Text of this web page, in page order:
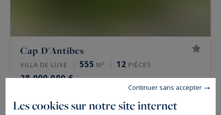
Cap D'Antibes
VILLA DE LUXE 555 M² 12 PIÈCES
28 000 000 €
Les cookies sur notre site internet
Continuer sans accepter